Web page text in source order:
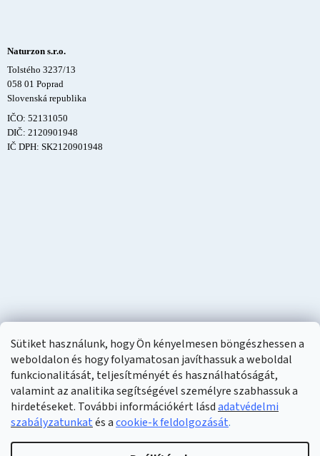
Sütiket használunk, hogy Ön kényelmesen böngészhessen a
weboldalon és hogy folyamatosan javíthassuk a weboldal
funkcionalitását, teljesítményét és használhatóságát,
valamint az analitika segítségével személyre szabhassuk a
hirdetéseket. További információkért lásdadatvédelmi
szabályzatunkatés acookie-k feldolgozását.
Naturzon s.r.o.
Tolstého 3237/13
058 01 Poprad
Slovenská republika
IČO: 52131050
DIČ: 2120901948
IČ DPH: SK2120901948
Shoptet készítette